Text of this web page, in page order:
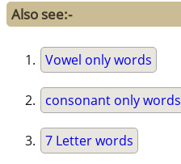
Also see:-
Vowel only words
consonant only words
7 Letter words